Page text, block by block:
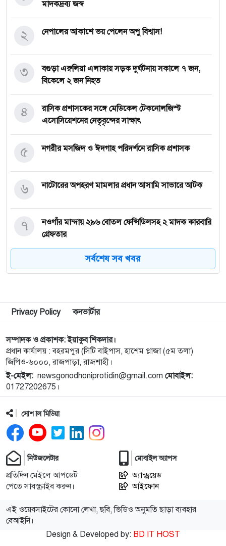
মাদকদ্রব্য জব্দ
নেপালের আকাশে ভয় পেলেন অপু বিশ্বাস!
২
বগুড়া এরুলিয়া এলাকায় সড়ক দুর্ঘট্নায় সকালে ৭ জন,
বিকেলে ২ জন নিহত
৩
রাসিক প্রশাসকের সঙ্গে মেডিকেল টেকনোলজিস্ট
এসোসিয়েশনের নেতৃবৃন্দের সাক্ষাৎ
৪
নগরীর মসজিদ ও ঈদগাহ পরিদর্শনে রাসিক প্রশাসক
৫
নাটোরের অপহরণ মামলার প্রধান আসামি সাভারে আটক
৬
নওগাঁর মান্দায় ২৯৬ বোতল ফেন্সিডিলসহ ২ মাদক কারবারি
গ্রেফতার
৭
কিডনি রোগে আক্রান্ত অসহায় রোগীর পাশে পুঠিয়ার
এসিল্যান্ড
৮
নগরীতে মাদকবিরোধী বিশেষ টিমের অভিযানে মাদক
ব্যবসায়ী স্বামী-স্ত্রী গ্রেপ্তার
৯
নগরীতে মাদক বিরোধী পৃথক অভিযানে নারীসহ গ্রেপ্তার ৪
১০
নগরীতে মাসব্যাপী বৃক্ষরোপণ ও চারা বিতরণ কর্মসূচির
উদ্বোধন
১১
থাইল্যান্ডে স্কুলে গুলিতে নিহত ৪, আহত ১৫ শিক্ষার্থী
১২
গণমাধ্যম শক্তিশালী হলেই গণতন্ত্র শক্তিশালী হবে: মির্জা
১৩
হুমকি ইরানের
বিটিভির নতুন মহাপরিচালক কাজী জেসিন
সর্বশেষ সব খবর
Privacy Policy কনভার্টার
সম্পাদক ও প্রকাশক: ইয়াকুব শিকদার।
প্রধান কার্যালয় : বহরমপুর (সিটি বাইপাস, হাশেম প্লাজা (৫ম তলা)
জিপিও-৬০০০, রাজপাড়া, রাজশাহী।
ই-মেইল: newsgonodhoniprotidin@gmail.com মোবাইল:
01727202675।
সোশ্যাল মিডিয়া
নিউজলেটার
প্রতিদিন মেইলে আপডেট
পেতে সাবস্ক্রাইব করুন।
মোবাইল অ্যাপস
অ্যান্ড্রয়েড
আইফোন
এই ওয়েবসাইটের কোনো লেখা, ছবি, ভিডিও অনুমতি ছাড়া ব্যবহার
বেআইনি।
Design & Developed by: BD IT HOST